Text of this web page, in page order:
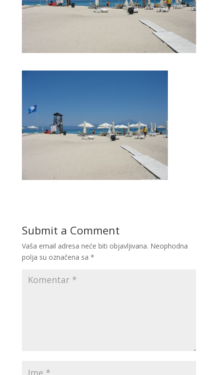
Submit a Comment
Vaša email adresa neće biti objavljivana. Neophodna
polja su označena sa *